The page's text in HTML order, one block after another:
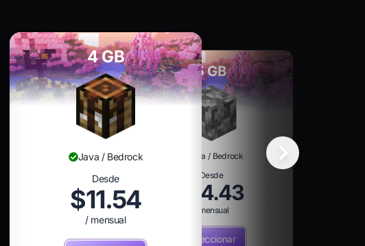
4 GB
Java / Bedrock
Desde
$11.54
/ mensual
5 GB
Java / Bedrock
Desde
$14.43
/ mensual
Seleccionar